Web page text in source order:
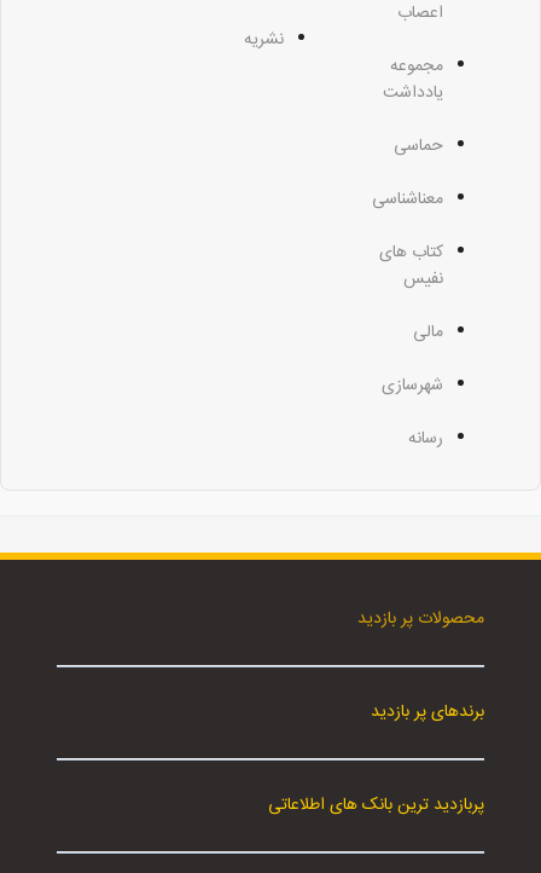
اعصاب
مجموعه
یادداشت
حماسی
معناشناسی
کتاب های
نفیس
مالی
شهرسازی
رسانه
نشریه
محصولات پر بازدید
برندهای پر بازدید
پربازدید ترین بانک های اطلاعاتی